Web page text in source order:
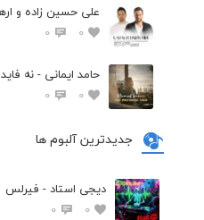
علی حسین زاده و
0
0
حامد ایمانی - نه
0
0
جدیدترین آلبوم ها
دیجی استاد - فیرلس
0
0